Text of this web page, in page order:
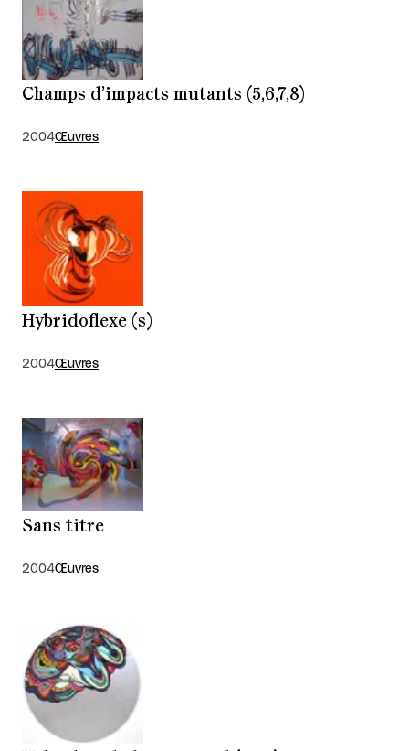
Champs d’impacts mutants (5,6,7,8)
2004Œuvres
Hybridoflexe (s)
2004Œuvres
Sans titre
2004Œuvres